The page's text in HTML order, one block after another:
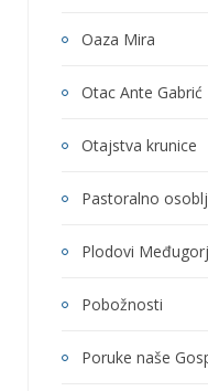
Oaza Mira
Otac Ante Gabrić
Otajstva krunice
Pastoralno
Plodovi
Pobožnosti
Poruke naše